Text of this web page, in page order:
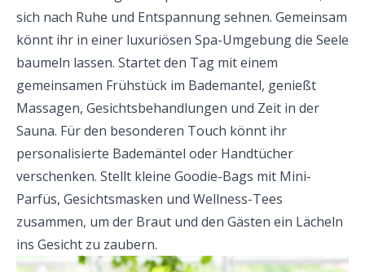
sich nach Ruhe und Entspannung sehnen. Gemeinsam
könnt ihr in einer luxuriösen Spa-Umgebung die Seele
baumeln lassen. Startet den Tag mit einem
gemeinsamen Frühstück im Bademantel, genießt
Massagen, Gesichtsbehandlungen und Zeit in der
Sauna. Für den besonderen Touch könnt ihr
personalisierte Bademäntel oder Handtücher
verschenken. Stellt kleine Goodie-Bags mit Mini-
Parfüs, Gesichtsmasken und Wellness-Tees
zusammen, um der Braut und den Gästen ein Lächeln
ins Gesicht zu zaubern.